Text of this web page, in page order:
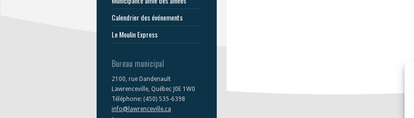
Calendrier des événements
Le Moulin Express
Bureau municipal
2100, rue Dandenault
Lawrenceville, Québec J0E 1W0
Téléphone: (450) 535-6398
info@lawrenceville.ca